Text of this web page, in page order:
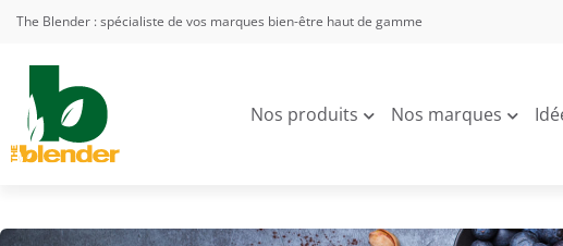
The Blender : spécialiste de vos marques bien-être haut de gamme
Nos produits Nos marques